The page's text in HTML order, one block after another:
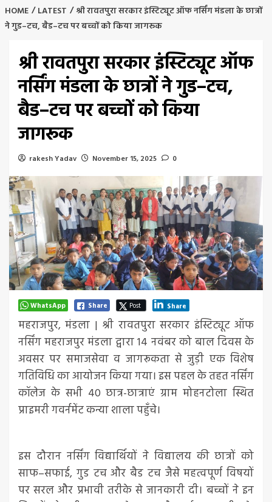
HOME LATEST
श्री रावतपुरा सरकार इंस्टिट्यूट ऑफ नर्सिंग मंडला के छात्रों
ने गुड–टच, बैड–टच पर बच्चों को किया जागरूक
श्री रावतपुरा सरकार इंस्टिट्यूट ऑफ
नर्सिंग मंडला के छात्रों ने गुड–टच,
बैड–टच पर बच्चों को किया
जागरूक
rakesh Yadav November 15, 2025 0
WhatsApp Share Post Share
महराजपुर, मंडला | श्री रावतपुरा सरकार इंस्टिट्यूट ऑफ
नर्सिंग महराजपुर मंडला द्वारा 14 नवंबर को बाल दिवस के
अवसर पर समाजसेवा व जागरूकता से जुड़ी एक विशेष
गतिविधि का आयोजन किया गया। इस पहल के तहत नर्सिंग
कॉलेज के सभी 40 छात्र-छात्राएं ग्राम मोहनटोला स्थित
प्राइमरी गवर्नमेंट कन्या शाला पहुँचे।
इस दौरान नर्सिंग विद्यार्थियों ने विद्यालय की छात्रों को
साफ–सफाई, गुड टच और बैड टच जैसे महत्वपूर्ण विषयों
पर सरल और प्रभावी तरीके से जानकारी दी। बच्चों ने इन